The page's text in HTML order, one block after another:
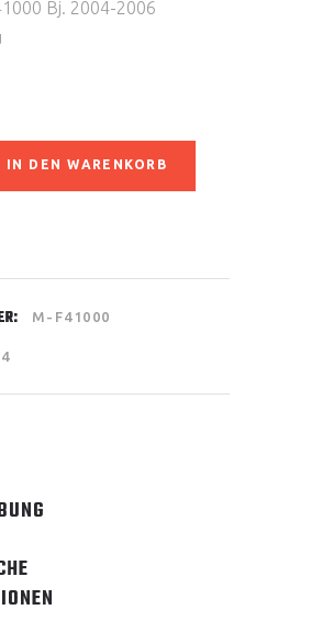
Bj. 2004-2006
IN DEN WARENKORB
M-F41000